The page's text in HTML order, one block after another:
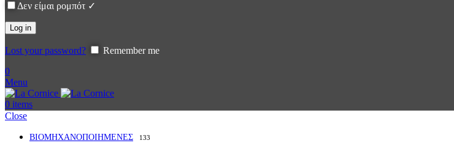
Δεν είμαι ρομπότ ✓
Log in
Lost your password?
Remember me
0
Menu
0 items
Close
ΒΙΟΜΗΧΑΝΟΠΟΙΗΜΕΝΕΣ 133